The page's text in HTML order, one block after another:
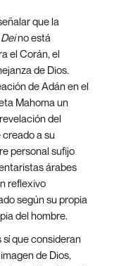
que la
no está
el Corán, el
de Dios.
de Adán en el
Mahoma un
del
creado a su
personal sufijo
reflexivo
según su propia
del hombre.
sí que consideran
de Dios,